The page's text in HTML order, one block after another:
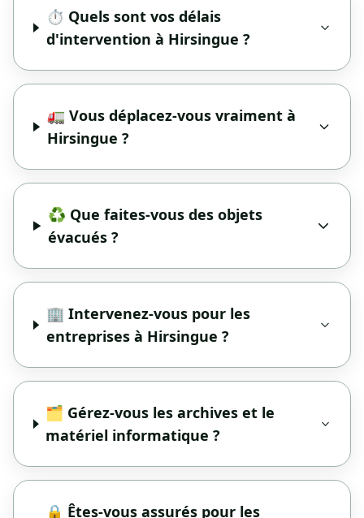
⏱️ Quels sont vos délais
d'intervention à Hirsingue ?
🚛 Vous déplacez-vous vraiment à
Hirsingue ?
♻️ Que faites-vous des objets
évacués ?
🏢 Intervenez-vous pour les
entreprises à Hirsingue ?
🗂️ Gérez-vous les archives et le
matériel informatique ?
🔒 Êtes-vous assurés pour les